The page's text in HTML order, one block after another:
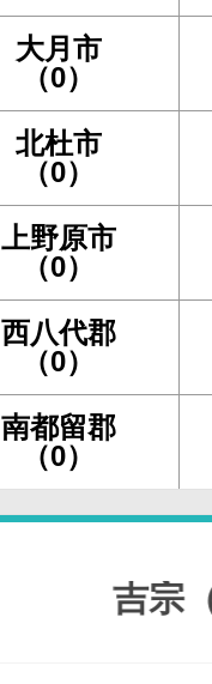
大月市
（0）
北杜市
（0）
上野原市
（0）
西八代郡
（0）
南都留郡
（0）
吉宗（